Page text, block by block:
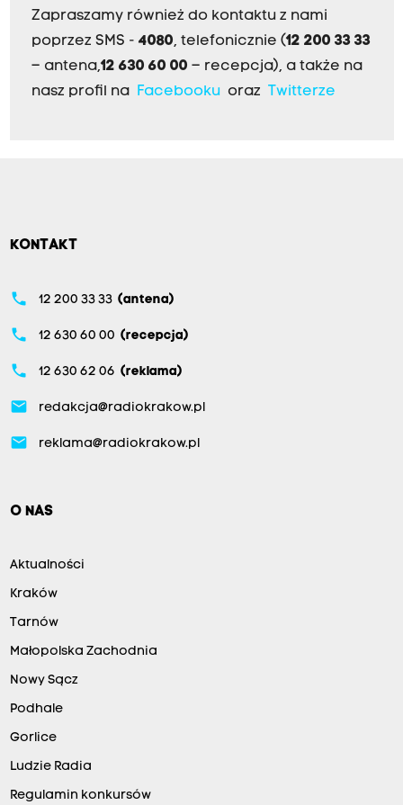
Zapraszamy również do kontaktu z nami
poprzez SMS - 4080, telefonicznie (12 200 33 33
– antena,12 630 60 00 – recepcja), a także na
nasz profil na
Facebookuoraz Twitterze
KONTAKT
phone 12 200 33 33 (antena)
phone 12 630 60 00 (recepcja)
phone 12 630 62 06 (reklama)
email redakcja@radiokrakow.pl
email reklama@radiokrakow.pl
O NAS
Aktualności
Kraków
Tarnów
Małopolska Zachodnia
Nowy Sącz
Podhale
Gorlice
Ludzie Radia
Regulamin konkursów